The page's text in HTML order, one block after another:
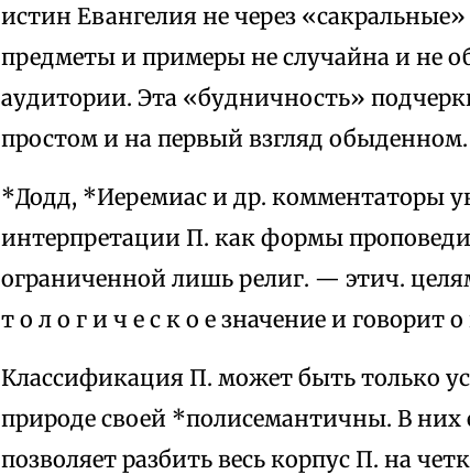
истин Евангелия не через
предметы и примеры не случайна и не
аудитории. Эта «будничность»
простом и на первый взгляд обыденном.
*Додд, *Иеремиас и др. комментаторы
интерпретации П. как формы
ограниченной лишь религ. — этич.
т о л о г и ч е с к о е значение и говорит
Классификация П. может быть только
природе своей *полисемантичны. В них
позволяет разбить весь корпус П. на